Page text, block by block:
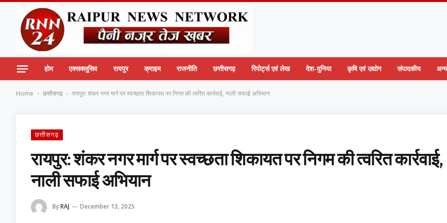
होम एक्सक्लूसिव रायपुर क्राइम राजनीति छत्तीसगढ़ रिपोर्ट्स एवं लेख देश-दुनिया कृषि एवं उद्योग संपादकीय अन्य
Home - छत्तीसगढ़ - रायपुर: शंकर नगर मार्ग पर स्वच्छता शिकायत पर निगम की त्वरित कार्रवाई, नाली सफाई अभियान
छत्तीसगढ़
रायपुर: शंकर नगर मार्ग पर स्वच्छता शिकायत पर निगम की त्वरित कार्रवाई,
नाली सफाई अभियान
ByRAJ December 13, 2025